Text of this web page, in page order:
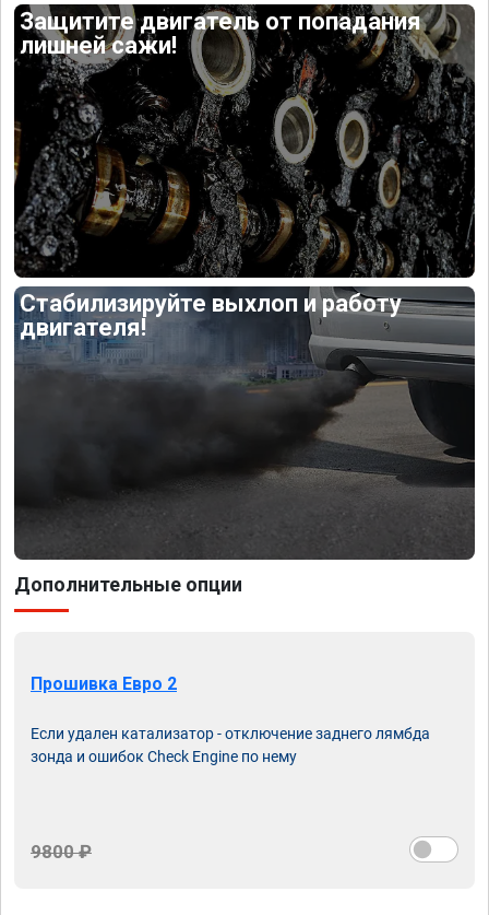
Защитите двигатель от попадания
лишней сажи!
Стабилизируйте выхлоп и работу
двигателя!
Дополнительные опции
Прошивка Евро 2
Если удален катализатор - отключение заднего лямбда
зонда и ошибок Check Engine по нему
9800 ₽